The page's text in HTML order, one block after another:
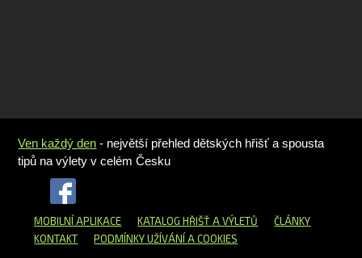
Ven každý den - největší přehled dětských hřišť a spousta
tipů na výlety v celém Česku
MOBILNÍ APLIKACE KATALOG HŘIŠŤA VÝLETŮ
ČLÁNKY
KONTAKT
PODMÍNKY UŽÍVÁNÍ A COOKIES